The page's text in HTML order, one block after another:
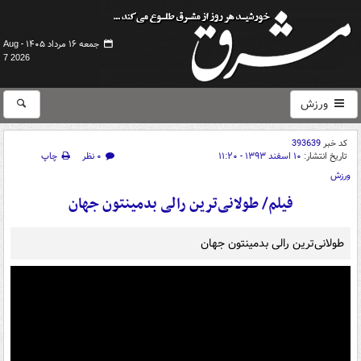
جمعه ۱۶ مرداد ۱۴۰۵ -
Aug
7 2026
ورزش
کد خبر393639
تاریخ انتشار: ۱۰ اسفند ۱۳۹۳ - ۱۱:۲۰ ۰ نظر
چاپ
ورزش
فیلم/ طولانی‌ترین رالی بدمینتون جهان
طولانی‌ترین رالی بدمینتون جهان